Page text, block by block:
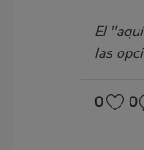
El
las
0 0